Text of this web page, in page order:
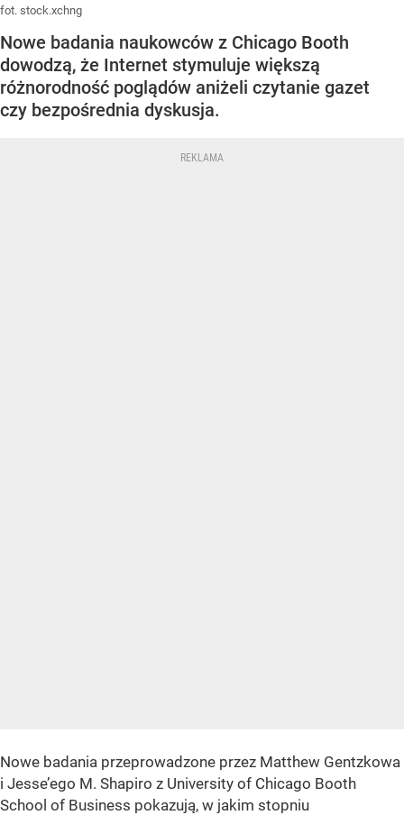
fot. stock.xchng
Nowe badania naukowców z Chicago Booth
dowodzą, że Internet stymuluje większą
różnorodność poglądów aniżeli czytanie gazet
czy bezpośrednia dyskusja.
Nowe badania przeprowadzone przez Matthew Gentzkowa
i Jesse’ego M. Shapiro z University of Chicago Booth
School of Business pokazują, w jakim stopniu